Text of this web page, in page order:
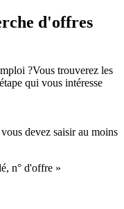
d'offres
?Vous trouverez les
qui vous intéresse
devez saisir au moins
n° d'offre »